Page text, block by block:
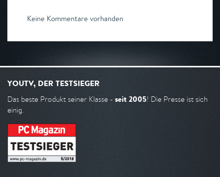
Keine Kommentare vorhanden
YOUTV, DER TESTSIEGER
Das beste Produkt seiner Klasse - seit 2005! Die Presse ist sich
einig.